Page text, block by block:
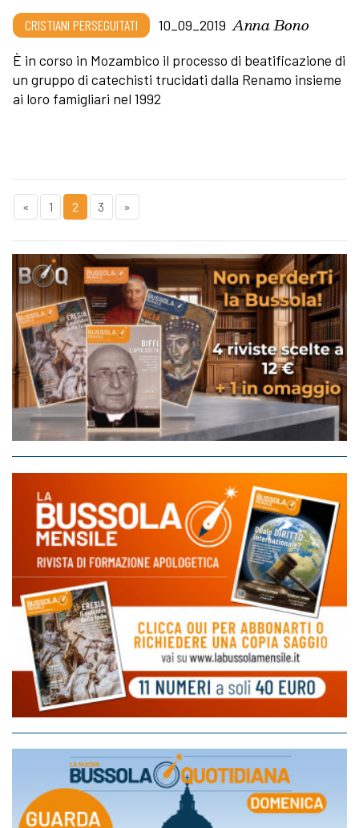
CRISTIANI PERSEGUITATI 10_09_2019 Anna Bono
È in corso in Mozambico il processo di beatificazione di
un gruppo di catechisti trucidati dalla Renamo insieme
ai loro famigliari nel 1992
« 1 2 3 »